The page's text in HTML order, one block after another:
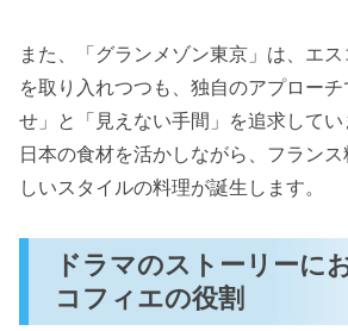
また、「グランメゾン東京」は、エ
を取り入れつつも、独自のアプロー
せ」と「見えない手間」を追求してい
日本の食材を活かしながら、フラン
しいスタイルの料理が誕生します。
ドラマのストーリーに
コフィエの役割